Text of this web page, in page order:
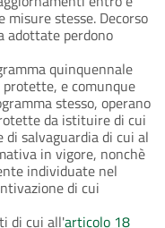
stesse. Decorso
adottate perdono
quinquennale
e comunque
stesso, operano
da istituire di cui
salvaguardia di cui al
in vigore, nonchè
individuate nel
di cui
di cui all'articolo 18